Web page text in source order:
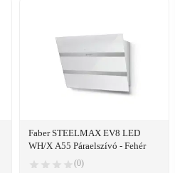
Faber STEELMAX EV8 LED
WH/X A55 Páraelszívó - Fehér
(0)